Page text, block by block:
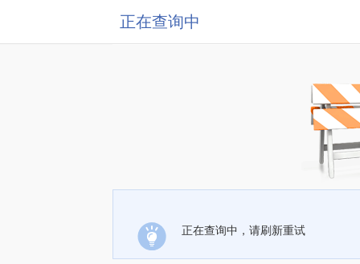
正在查询中
正在查询中，请刷新重试